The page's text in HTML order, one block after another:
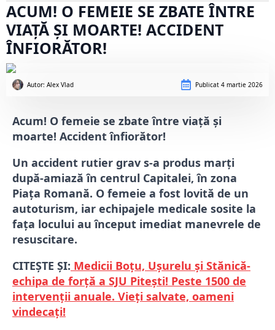
ACUM! O FEMEIE SE ZBATE ÎNTRE
VIAȚĂ ȘI MOARTE! ACCIDENT
ÎNFIORĂTOR!
Autor: Alex Vlad Publicat 4 martie 2026
Acum! O femeie se zbate între viață și
moarte! Accident înfiorător!
Un accident rutier grav s-a produs marți
după-amiază în centrul Capitalei, în zona
Piața Romană. O femeie a fost lovită de un
autoturism, iar echipajele medicale sosite la
fața locului au început imediat manevrele de
resuscitare.
CITEȘTE ȘI: Medicii Boțu, Ușurelu și Stănică-
echipa de forță a SJU Pitești! Peste 1500 de
intervenții anuale. Vieți salvate, oameni
vindecați!